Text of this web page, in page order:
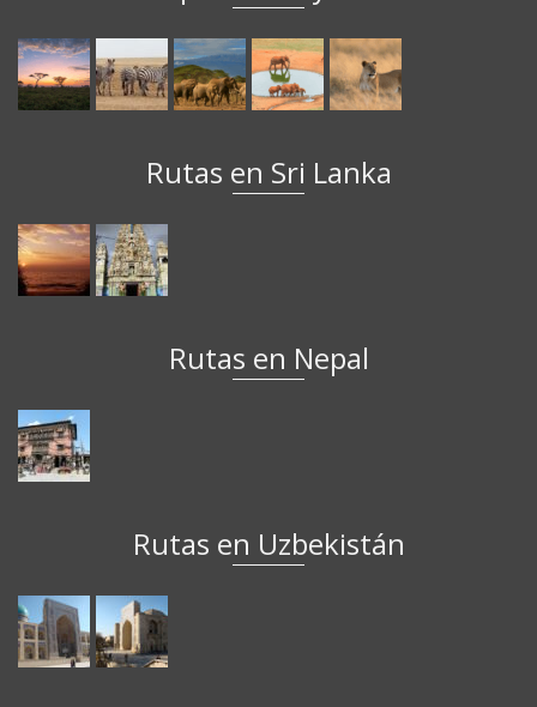
Rutas en Sri Lanka
Rutas en Nepal
Rutas en Uzbekistán